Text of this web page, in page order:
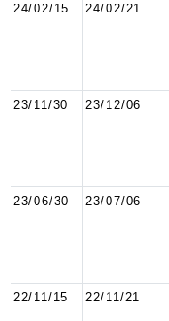
24/02/15 24/02/21
23/11/30 23/12/06
23/06/30 23/07/06
22/11/15 22/11/21